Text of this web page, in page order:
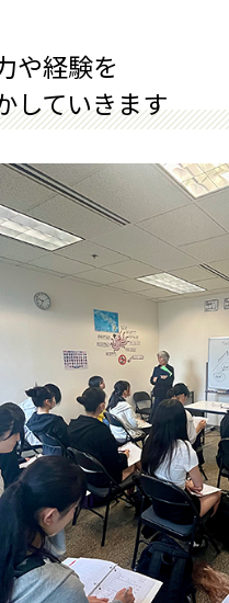
や経験を
していきます